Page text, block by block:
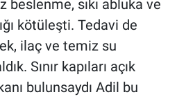
beslenme, sıkı abluka ve
kötüleşti. Tedavi de
ilaç ve temiz su
Sınır kapıları açık
bulunsaydı Adil bu